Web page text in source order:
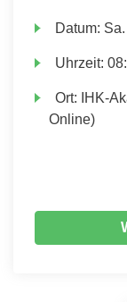
Datum: Sa.
Uhrzeit:
Ort:
IHK-
Online)